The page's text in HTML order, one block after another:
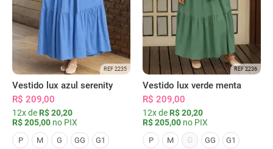
REF 2235
Vestido lux azul serenity
R$ 209,00
12x de R$ 20,20
R$ 205,00 no PIX
P M G GG G1
REF 2236
Vestido lux verde menta
R$ 209,00
12x de R$ 20,20
R$ 205,00 no PIX
P M G GG G1